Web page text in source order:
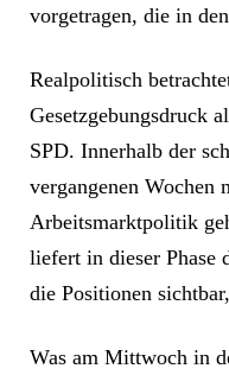
vorgetragen, die in
Realpolitisch
Gesetzgebungsdruck
SPD. Innerhalb der
vergangenen
Arbeitsmarktpolitik
liefert in dieser Phase
die Positionen
Was am Mittwoch in